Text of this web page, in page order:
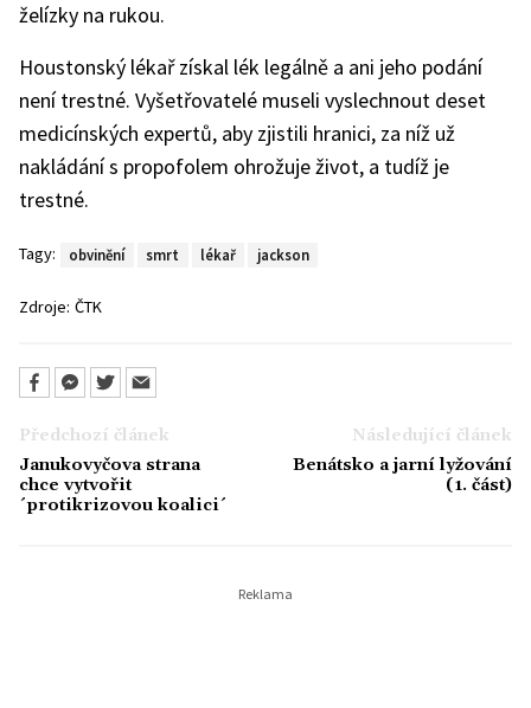
želízky na rukou.
Houstonský lékař získal lék legálně a ani jeho podání
není trestné. Vyšetřovatelé museli vyslechnout deset
medicínských expertů, aby zjistili hranici, za níž už
nakládání s propofolem ohrožuje život, a tudíž je
trestné.
Tagy: obvinění smrt lékař jackson
Zdroje: ČTK
Předchozí článek
Janukovyčova strana
chce vytvořit
´protikrizovou koalici´
Následující článek
Benátsko a jarní lyžování
(1. část)